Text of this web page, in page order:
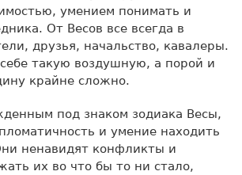
умением понимать и
От Весов все всегда в
друзья, начальство, кавалеры.
такую воздушную, а порой и
крайне сложно.
под знаком зодиака Весы,
и умение находить
ненавидят конфликты и
их во что бы то ни стало,